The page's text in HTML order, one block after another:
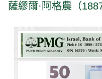
薩繆爾·阿格農（